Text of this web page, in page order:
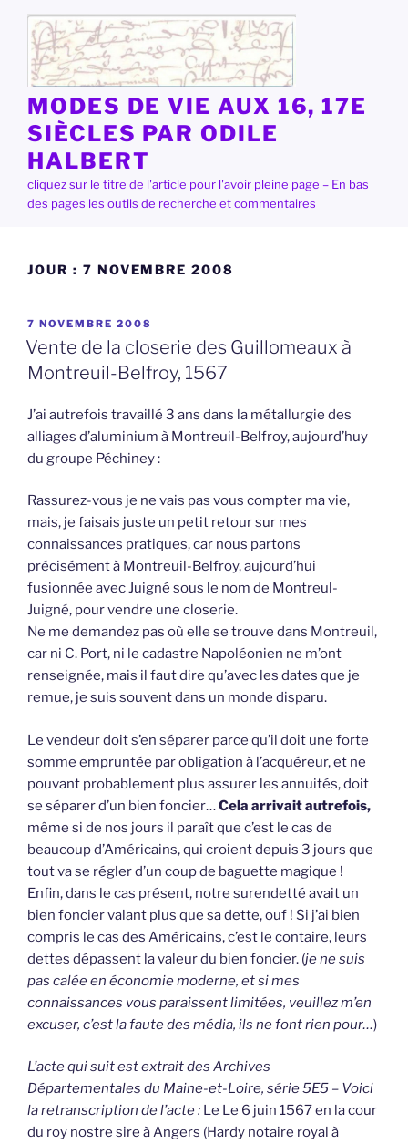
contenu
principal
MODES DE VIE AUX 16, 17E
SIÈCLES PAR ODILE
HALBERT
cliquez sur le titre de l'article pour l'avoir pleine page – En bas
des pages les outils de recherche et commentaires
JOUR : 7 NOVEMBRE 2008
PUBLIÉ
LE
7 NOVEMBRE 2008
Vente de la closerie des Guillomeaux à
Montreuil-Belfroy, 1567
J’ai autrefois travaillé 3 ans dans la métallurgie des
alliages d’aluminium à Montreuil-Belfroy, aujourd’huy
du groupe Péchiney :
Rassurez-vous je ne vais pas vous compter ma vie,
mais, je faisais juste un petit retour sur mes
connaissances pratiques, car nous partons
précisément à Montreuil-Belfroy, aujourd’hui
fusionnée avec Juigné sous le nom de Montreul-
Juigné, pour vendre une closerie.
Ne me demandez pas où elle se trouve dans Montreuil,
car ni C. Port, ni le cadastre Napoléonien ne m’ont
renseignée, mais il faut dire qu’avec les dates que je
remue, je suis souvent dans un monde disparu.
Le vendeur doit s’en séparer parce qu’il doit une forte
somme empruntée par obligation à l’acquéreur, et ne
pouvant probablement plus assurer les annuités, doit
se séparer d’un bien foncier…Cela arrivait autrefois,
même si de nos jours il paraît que c’est le cas de
beaucoup d’Américains, qui croient depuis 3 jours que
tout va se régler d’un coup de baguette magique !
Enfin, dans le cas présent, notre surendetté avait un
bien foncier valant plus que sa dette, ouf ! Si j’ai bien
compris le cas des Américains, c’est le contaire, leurs
dettes dépassent la valeur du bien foncier. (je ne suis
pas calée en économie moderne, et si mes
connaissances vous paraissent limitées, veuillez m’en
excuser, c’est la faute des média, ils ne font rien pour…)
L’acte qui suit est extrait des Archives
Départementales du Maine-et-Loire, série 5E5 – Voici
la retranscription de l’acte : Le Le 6 juin 1567 en la cour
du roy nostre sire à Angers (Hardy notaire royal à